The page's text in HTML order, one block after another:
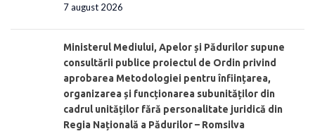
7 august 2026
Ministerul Mediului, Apelor și Pădurilor supune
consultării publice proiectul de Ordin privind
aprobarea Metodologiei pentru înființarea,
organizarea și funcționarea subunităților din
cadrul unităților fără personalitate juridică din
Regia Națională a Pădurilor – Romsilva